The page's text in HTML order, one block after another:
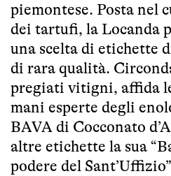
piemontese. Posta nel
dei tartufi, la Locanda
una scelta di etichette
di rara qualità.
pregiati vitigni, affida
mani esperte degli
BAVA di Cocconato
altre etichette la sua
podere del